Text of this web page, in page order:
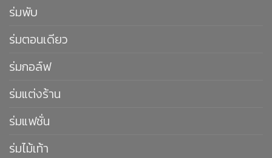
ร่มพับ
ร่มตอนเดียว
ร่มกอล์ฟ
ร่มแต่งร้าน
ร่มแฟชั่น
ร่มไม้เท้า